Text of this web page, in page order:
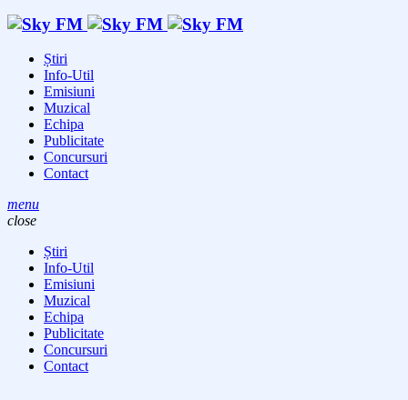
Știri
Info-Util
Emisiuni
Muzical
Echipa
Publicitate
Concursuri
Contact
menu
close
Știri
Info-Util
Emisiuni
Muzical
Echipa
Publicitate
Concursuri
Contact